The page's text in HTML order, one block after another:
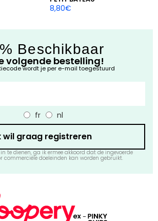
8,80€
Beschikbaar
volgende bestelling!
wordt je per e-mail toegestuurd
fr nl
wil graag registreren
te dienen, ga ik ermee akkoord dat de ingevoerde
commerciële doeleinden kan worden gebruikt.